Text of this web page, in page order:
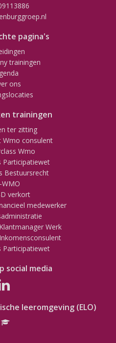
pagina's
trainingen
ons
trainingen
ter zitting
Wmo consulent
Wmo
Participatiewet
Bestuursrecht
WMO
verkort
medewerker
Werk
Participatiewet
social media
leeromgeving (ELO)